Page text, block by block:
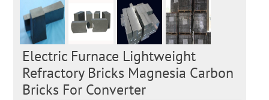
Electric Furnace Lightweight
Refractory Bricks Magnesia Carbon
Bricks For Converter